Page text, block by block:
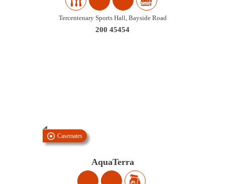
Tercentenary Sports Hall, Bayside Road
200 45454
Casemates
AquaTerra